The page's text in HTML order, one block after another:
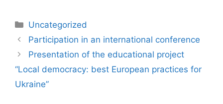
Uncategorized
Participation in an international conference
Presentation of the educational project
“Local democracy: best European practices for
Ukraine”